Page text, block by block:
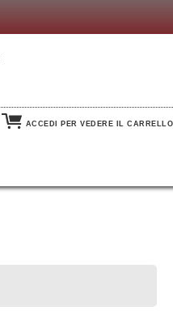
ACCEDI PER VEDERE IL CARRELLO